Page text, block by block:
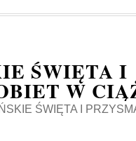
ŚWIĘTA I
W
ŚWIĘTA I